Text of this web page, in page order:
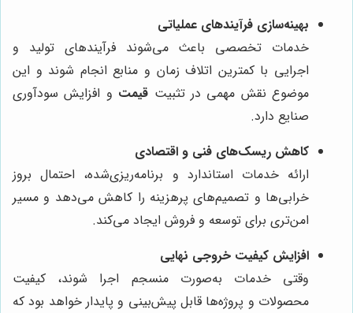
بهینه‌سازی فرآیندهای عملیاتی
خدمات تخصصی باعث می‌شوند فرآیندهای تولید و
اجرایی با کمترین اتلاف زمان و منابع انجام شوند و این
موضوع نقش مهمی در تثبیت قیمت و افزایش سودآوری
صنایع دارد.
کاهش ریسک‌های فنی و اقتصادی
ارائه خدمات استاندارد و برنامه‌ریزی‌شده، احتمال بروز
خرابی‌ها و تصمیم‌های پرهزینه را کاهش می‌دهد و مسیر
امن‌تری برای توسعه و فروش ایجاد می‌کند.
افزایش کیفیت خروجی نهایی
وقتی خدمات به‌صورت منسجم اجرا شوند، کیفیت
محصولات و پروژه‌ها قابل پیش‌بینی و پایدار خواهد بود که